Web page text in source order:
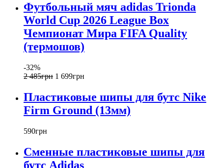
Футбольный мяч adidas Trionda
World Cup 2026 League Box
Чемпионат Мира FIFA Quality
(термошов)
-32%
2 485грн 1 699грн
Пластиковые шипы для бутс Nike
Firm Ground (13мм)
590грн
Сменные пластиковые шипы для
бутс Adidas